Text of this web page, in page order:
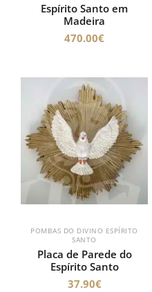
Espírito Santo em
Madeira
470.00€
POMBAS DO DIVINO ESPÍRITO
SANTO
Placa de Parede do
Espírito Santo
37.90€